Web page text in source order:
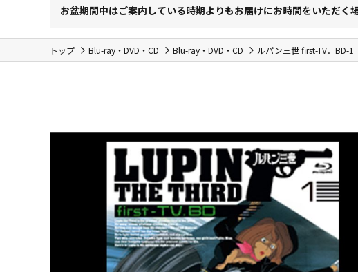
お盆期間中はご案内している時期よりもお届けにお時間をいただく
トップ Blu-ray・DVD・CD Blu-ray・DVD・CD ルパン三世 first-TV．BD-1